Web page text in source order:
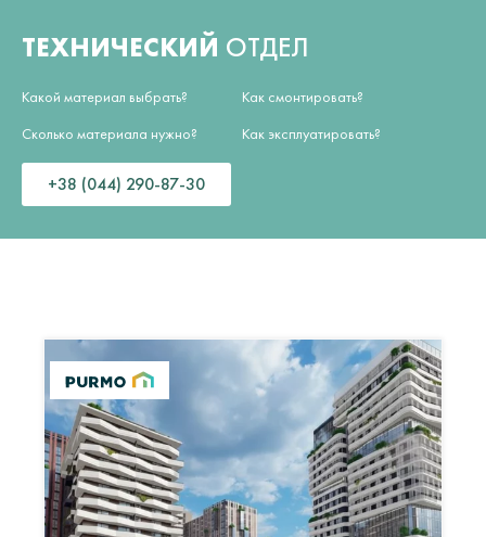
ТЕХНИЧЕСКИЙ ОТДЕЛ
Какой материал выбрать?
Сколько материала нужно?
Как смонтировать?
Как эксплуатировать?
+38 (044) 290-87-30